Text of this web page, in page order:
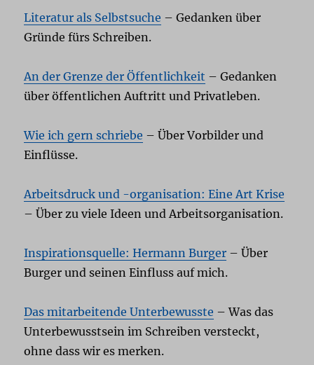
Literatur als Selbstsuche – Gedanken über
Gründe fürs Schreiben.
An der Grenze der Öffentlichkeit – Gedanken
über öffentlichen Auftritt und Privatleben.
Wie ich gern schriebe – Über Vorbilder und
Einflüsse.
Arbeitsdruck und -organisation: Eine Art Krise
– Über zu viele Ideen und Arbeitsorganisation.
Inspirationsquelle: Hermann Burger – Über
Burger und seinen Einfluss auf mich.
Das mitarbeitende Unterbewusste – Was das
Unterbewusstsein im Schreiben versteckt,
ohne dass wir es merken.